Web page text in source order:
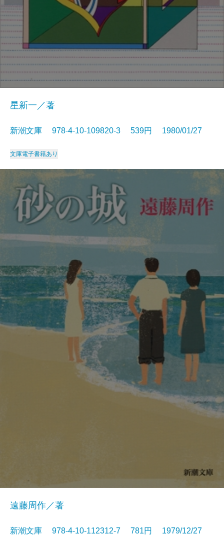
星新一／著
新潮文庫 978-4-10-109820-3 539円 1980/01/27
文庫電子書籍あり
遠藤周作／著
新潮文庫 978-4-10-112312-7 781円 1979/12/27